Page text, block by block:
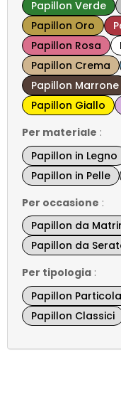
Papillon Verde
Papillon Oro
Papillon Rosa
Papillon Crema
Papillon Marrone
Papillon Giallo
Per materiale :
Papillon in Legno
Papillon in Pelle
Per occasione :
Papillon da
Papillon da
Per tipologia :
Papillon
Papillon Classici